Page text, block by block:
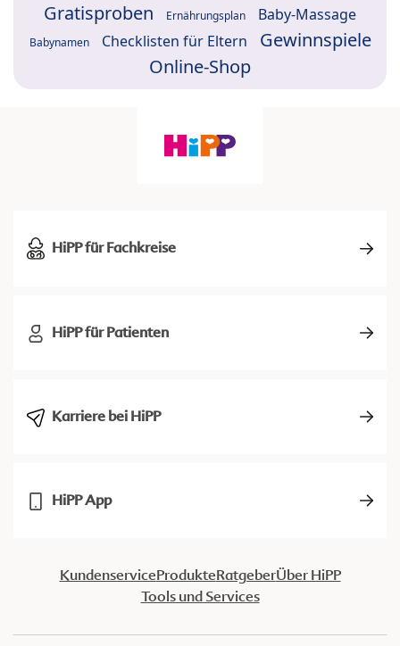
Gratisproben Ernährungsplan Baby-Massage
Babynamen Checklisten für Eltern
Gewinnspiele
Online-Shop
HiPP für Fachkreise
HiPP für Patienten
Karriere bei HiPP
HiPP App
KundenserviceProdukteRatgeberÜber HiPP
Tools und Services